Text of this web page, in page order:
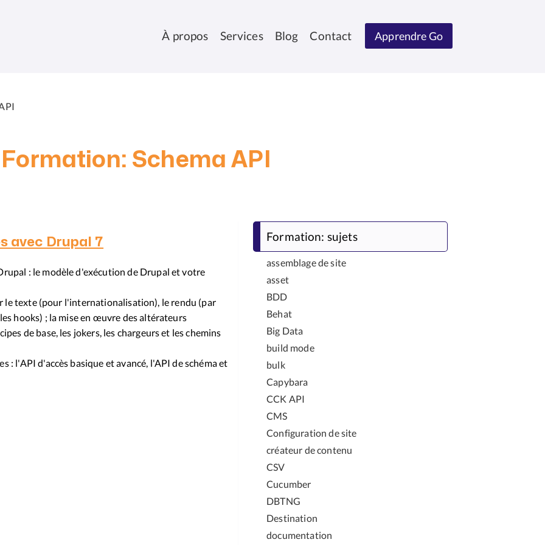
À propos Services Blog Contact Apprendre Go
Formation: Schema API
avec Drupal 7
: le modèle d'exécution de Drupal et votre
le texte (pour l'internationalisation), le rendu (par
hooks) ; la mise en œuvre des altérateurs
de base, les jokers, les chargeurs et les chemins
: l'API d'accès basique et avancé, l'API de schéma et
Formation: sujets
assemblage de site
asset
BDD
Behat
Big Data
build mode
bulk
Capybara
CCK API
CMS
Configuration de site
créateur de contenu
CSV
Cucumber
DBTNG
Destination
documentation